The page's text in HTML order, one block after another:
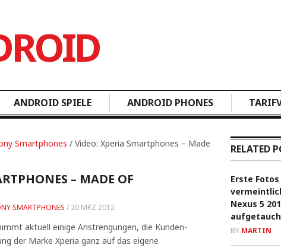
ANDROID SPIELE ANDROID PHONES
Smartphones / Video: Xperia Smartphones – Made
– MADE OF
SMARTPHONES / 20 MRZ 2012
aktuell einige Anstrengungen, die Kunden-
der Marke Xperia ganz auf das eigene
RELATED
Erste Fotos
Nexus 5
BY MARTIN